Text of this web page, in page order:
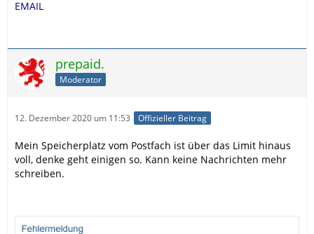
EMAIL
prepaid.
Moderator
12. Dezember 2020 um 11:53 Offizieller Beitrag
Mein Speicherplatz vom Postfach ist über das Limit hinaus
voll, denke geht einigen so. Kann keine Nachrichten mehr
schreiben.